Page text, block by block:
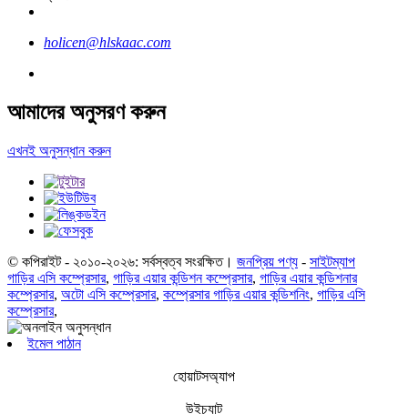
holicen@hlskaac.com
আমাদের অনুসরণ করুন
এখনই অনুসন্ধান করুন
© কপিরাইট - ২০১০-২০২৬: সর্বস্বত্ব সংরক্ষিত। জনপ্রিয় পণ্য - সাইটম্যাপ
গাড়ির এসি কম্প্রেসার, গাড়ির এয়ার কন্ডিশন কম্প্রেসার, গাড়ির এয়ার কন্ডিশনার
কম্প্রেসার, অটো এসি কম্প্রেসার, কম্প্রেসার গাড়ির এয়ার কন্ডিশনিং, গাড়ির এসি
কম্প্রেসার,
ইমেল পাঠান
হোয়াটসঅ্যাপ
উইচ্যাট